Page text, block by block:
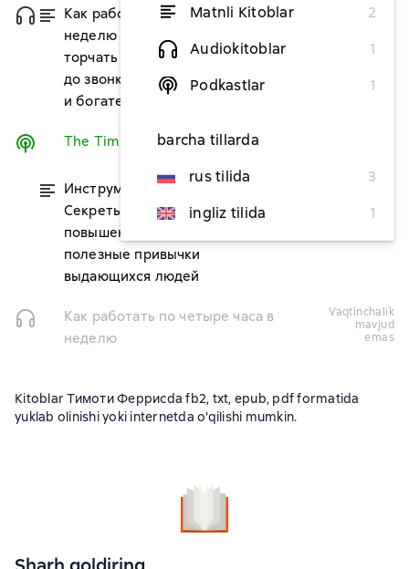
Matnli Kitoblar
2
Audiokitoblar
1
Podkastlar
1
barcha tillarda
rus tilida
3
ingliz tilida
1
Как работать по 4 часа в
неделю и при этом не
торчать в офисе «от звонка
до звонка», жить где угодно
и богатеть
dan 119 127,27 soʻm
The Tim Ferriss Show
Инструменты гигантов.
Секреты успеха, приемы
повышения продуктивности и
полезные привычки
выдающихся людей
Как работать по четыре часа в
неделю
vaqtinchalik
mavjud
emas
Kitoblar Тимоти Феррисda fb2, txt, epub, pdf formatida
yuklab olinishi yoki internetda o'qilishi mumkin.